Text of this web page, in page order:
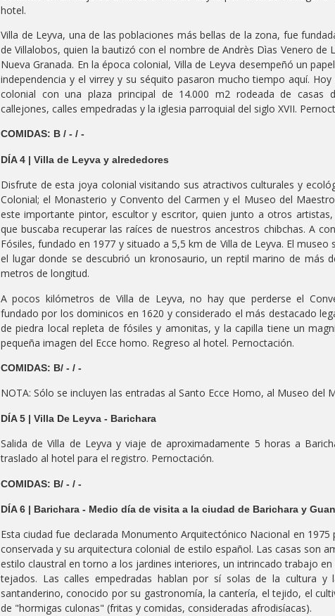
hotel.
Villa de Leyva, una de las poblaciones más bellas de la zona, fue
de Villalobos, quien la bautizó con el nombre de Andrès Dìas Venero de
Nueva Granada. En la época colonial, Villa de Leyva desempeñó un
independencia y el virrey y su séquito pasaron mucho tiempo aquí.
colonial con una plaza principal de 14.000 m2 rodeada de casas
callejones, calles empedradas y la iglesia parroquial del siglo XVII.
COMIDAS: B / - / -
DÍA 4 | Villa de Leyva y alrededores
Disfrute de esta joya colonial visitando sus atractivos culturales y
Colonial; el Monasterio y Convento del Carmen y el Museo del
este importante pintor, escultor y escritor, quien junto a otros
que buscaba recuperar las raíces de nuestros ancestros chibchas. A
Fósiles, fundado en 1977 y situado a 5,5 km de Villa de Leyva. El
el lugar donde se descubrió un kronosaurio, un reptil marino de más
metros de longitud.
A pocos kilómetros de Villa de Leyva, no hay que perderse el
fundado por los dominicos en 1620 y considerado el más destacado
de piedra local repleta de fósiles y amonitas, y la capilla tiene un
pequeña imagen del Ecce homo. Regreso al hotel. Pernoctación.
COMIDAS: B/ - / -
NOTA: Sólo se incluyen las entradas al Santo Ecce Homo, al Museo del
DÍA 5 | Villa De Leyva - Barichara
Salida de Villa de Leyva y viaje de aproximadamente 5 horas a
traslado al hotel para el registro. Pernoctación.
COMIDAS: B/ - / -
DÍA 6 | Barichara - Medio día de visita a la ciudad de Barichara y
Esta ciudad fue declarada Monumento Arquitectónico Nacional en
conservada y su arquitectura colonial de estilo español. Las casas son
estilo claustral en torno a los jardines interiores, un intrincado trabajo
tejados. Las calles empedradas hablan por sí solas de la cultura y
santanderino, conocido por su gastronomía, la cantería, el tejido, el
de "hormigas culonas" (fritas y comidas, consideradas afrodisíacas).